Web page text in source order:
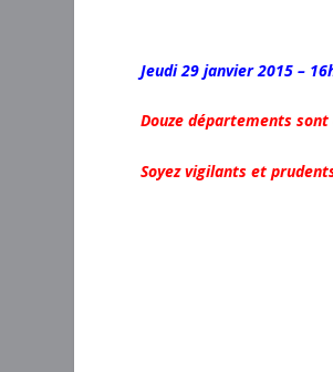
Jeudi 29 janvier 2015 –
Douze départements sont
Soyez vigilants et